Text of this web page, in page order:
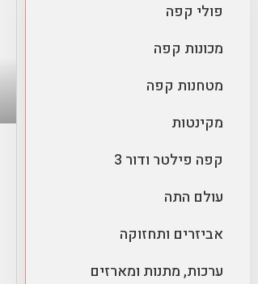
פולי קפה
מכונות קפה
מטחנות קפה
מקינטות
קפה פילטר ודור 3
עולם התה
אביזרים ותחזוקה
ערכות, מתנות ומארזים